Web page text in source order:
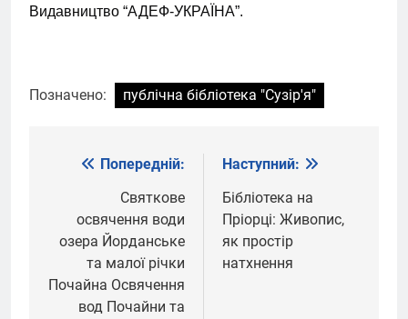
Видавництво “АДЕФ-УКРАЇНА”.
Позначено: публічна бібліотека "Сузір'я"
Навігація
записів
Попередній:
Святкове
освячення води
озера Йорданське
та малої річки
Почайна Освячення
вод Почайни та
Наступний:
Бібліотека на
Пріорці: Живопис,
як простір
натхнення